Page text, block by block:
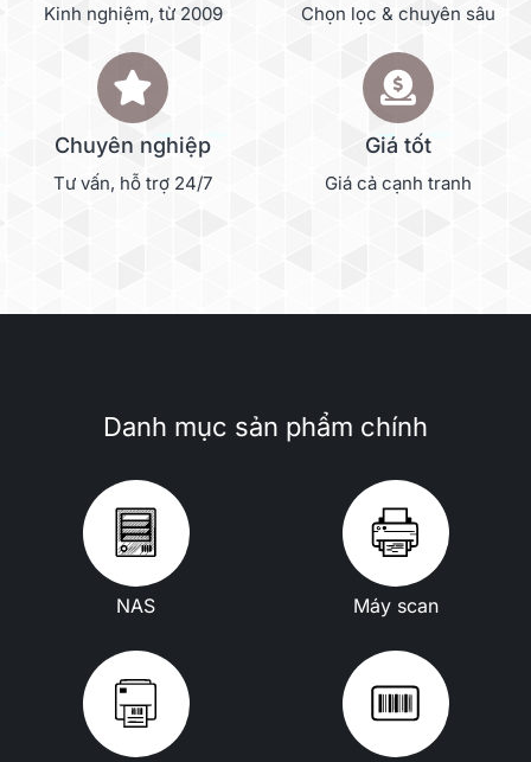
Kinh nghiệm, từ 2009 Chọn lọc & chuyên sâu
Chuyên nghiệp
Tư vấn, hỗ trợ 24/7
Giá tốt
Giá cả cạnh tranh
Danh mục sản phẩm chính
NAS Máy scan